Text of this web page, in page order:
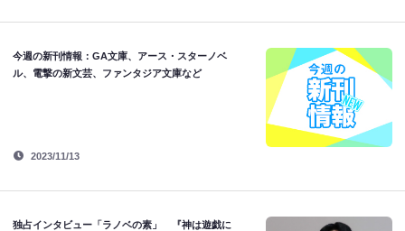
今週の新刊情報：GA文庫、アース・スターノベ
ル、電撃の新文芸、ファンタジア文庫など
2023/11/13
独占インタビュー「ラノベの素」 『神は遊戯に